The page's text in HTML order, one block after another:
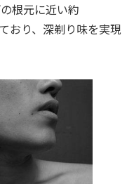
根元に近い約
おり、深剃り味を実現